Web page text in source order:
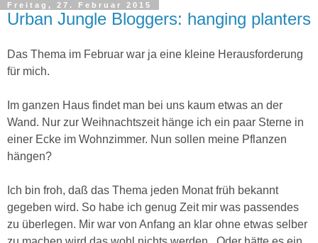
Freitag, 27. Februar 2015
Urban Jungle Bloggers: hanging planters
Das Thema im Februar war ja eine kleine Herausforderung
für mich.
Im ganzen Haus findet man bei uns kaum etwas an der
Wand. Nur zur Weihnachtszeit hänge ich ein paar Sterne in
einer Ecke im Wohnzimmer. Nun sollen meine Pflanzen
hängen?
Ich bin froh, daß das Thema jeden Monat früh bekannt
gegeben wird. So habe ich genug Zeit mir was passendes
zu überlegen. Mir war von Anfang an klar ohne etwas selber